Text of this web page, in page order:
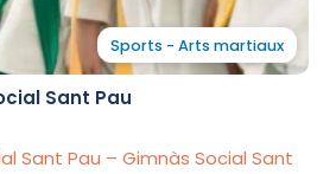
Sports - Arts martiaux
Sant Pau
Sant Pau – Gimnàs Social Sant